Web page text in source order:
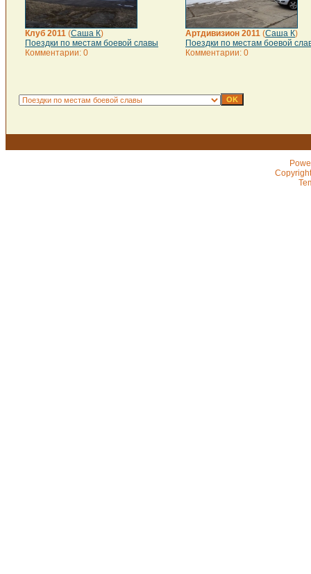
Клуб 2011 (Саша К)
Поездки по местам боевой славы
Комментарии: 0
Артдивизион 2011 (Саша К)
Поездки по местам боевой
Комментарии: 0